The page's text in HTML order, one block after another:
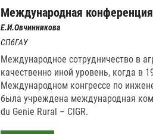
Международная конференция
Е.И.Овчинникова
СПбГАУ
Международное сотрудничество в
качественно иной уровень, когда в
Международном конгрессе по
была учреждена международная
du Genie Rural – CIGR.